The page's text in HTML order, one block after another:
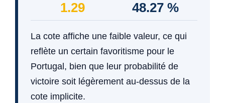
1.29 48.27 %
La cote affiche une faible valeur, ce qui
reflète un certain favoritisme pour le
Portugal, bien que leur probabilité de
victoire soit légèrement au-dessus de la
cote implicite.